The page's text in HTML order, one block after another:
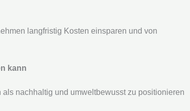
langfristig Kosten einsparen und von
kann
nachhaltig und umweltbewusst zu positionieren